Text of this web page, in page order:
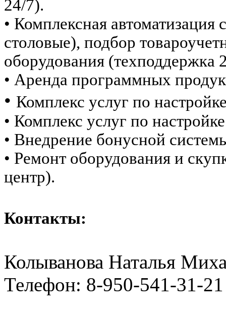
24/7).
• Комплексная
столовые), подбор
оборудования (техподдержка
• Аренда программных
• Комплекс услуг по
• Комплекс услуг по
• Внедрение бонусной
• Ремонт оборудования и
центр).
Контакты:
Колыванова Наталья
Телефон: 8-950-541-31-21